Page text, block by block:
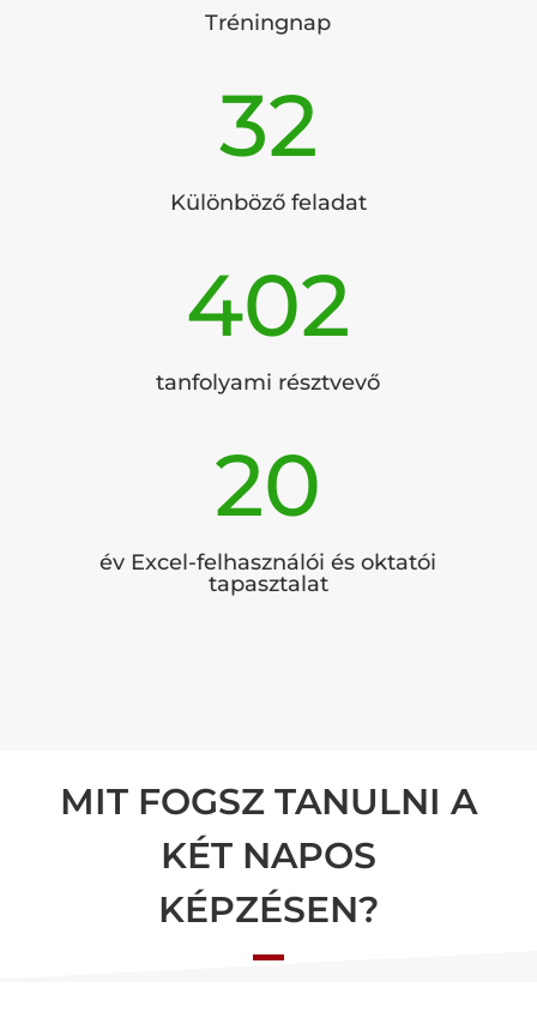
Tréningnap
32
Különböző feladat
402
tanfolyami résztvevő
20
év Excel-felhasználói és oktatói
tapasztalat
MIT FOGSZ TANULNI A
KÉT NAPOS
KÉPZÉSEN?